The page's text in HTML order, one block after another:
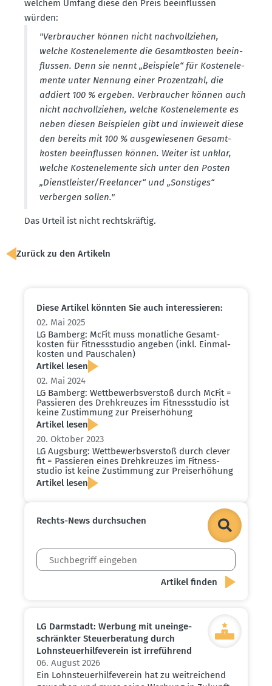
welchem Umfang diese den Preis beein­flussen
würden:
"Verbraucher können nicht nachvoll­ziehen,
welche Kosten­ele­mente die Gesamt­kosten beein­
flussen. Denn sie nennt „Beispiele“ für Kosten­ele­
mente unter Nennung einer Prozentzahl, die
addiert 100 % ergeben. Verbraucher können auch
nicht nachvoll­ziehen, welche Kosten­ele­mente es
neben diesen Beispielen gibt und inwieweit diese
den bereits mit 100 % ausge­wie­senen Gesamt­
kosten beein­flussen können. Weiter ist unklar,
welche Kosten­ele­mente sich unter den Posten
„Dienst­leister/Freelancer“ und „Sonstiges“
verbergen sollen."
Das Urteil ist nicht rechts­kräftig.
Zurück zu den Artikeln
Diese Artikel könnten Sie auch inter­es­sieren:
02. Mai 2025
LG Bamberg: McFit muss monat­liche Gesamt­
kosten für Fitness­studio angeben (inkl. Einmal­
kosten und Pauschalen)
Artikel lesen
02. Mai 2024
LG Bamberg: Wettbe­werbs­verstoß durch McFit =
Passieren des Drehkreuzes im Fitness­studio ist
keine Zustimmung zur Preis­er­höhung
Artikel lesen
20. Oktober 2023
LG Augsburg: Wettbe­werbs­verstoß durch clever
fit = Passieren eines Drehkreuzes im Fitness­
studio ist keine Zustimmung zur Preis­er­höhung
Artikel lesen
Rechts-News durch­suchen
LG Darmstadt: Werbung mit unein­ge­
schränkter Steuer­be­ratung durch
Lohnsteu­er­hil­fe­verein ist irreführend
06. August 2026
Ein Lohnsteuerhilfeverein hat zu weitreichend